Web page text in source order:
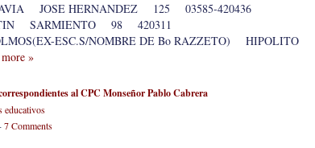
JOSE HERNANDEZ 125 03585-420436
SARMIENTO 98 420311
ESC.S/NOMBRE DE Bo RAZZETO) HIPOLITO
»
al CPC Monseñor Pablo Cabrera
educativos
7 Comments